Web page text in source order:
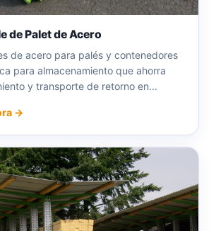
de Palet de Acero
de acero para palés y contenedores
para almacenamiento que ahorra
y transporte de retorno en...
→